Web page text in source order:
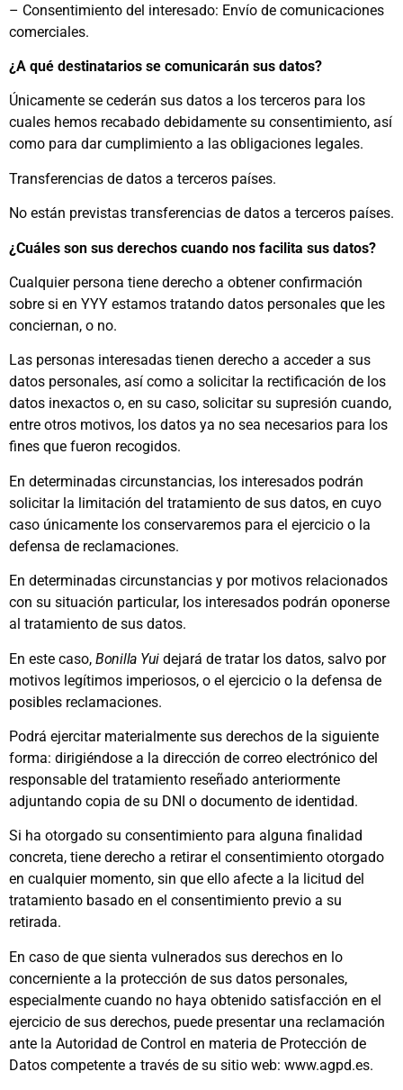
– Consentimiento del interesado: Envío de comunicaciones
comerciales.
¿A qué destinatarios se comunicarán sus datos?
Únicamente se cederán sus datos a los terceros para los
cuales hemos recabado debidamente su consentimiento, así
como para dar cumplimiento a las obligaciones legales.
Transferencias de datos a terceros países.
No están previstas transferencias de datos a terceros países.
¿Cuáles son sus derechos cuando nos facilita sus datos?
Cualquier persona tiene derecho a obtener confirmación
sobre si en YYY estamos tratando datos personales que les
conciernan, o no.
Las personas interesadas tienen derecho a acceder a sus
datos personales, así como a solicitar la rectificación de los
datos inexactos o, en su caso, solicitar su supresión cuando,
entre otros motivos, los datos ya no sea necesarios para los
fines que fueron recogidos.
En determinadas circunstancias, los interesados podrán
solicitar la limitación del tratamiento de sus datos, en cuyo
caso únicamente los conservaremos para el ejercicio o la
defensa de reclamaciones.
En determinadas circunstancias y por motivos relacionados
con su situación particular, los interesados podrán oponerse
al tratamiento de sus datos.
En este caso, Bonilla Yui dejará de tratar los datos, salvo por
motivos legítimos imperiosos, o el ejercicio o la defensa de
posibles reclamaciones.
Podrá ejercitar materialmente sus derechos de la siguiente
forma: dirigiéndose a la dirección de correo electrónico del
responsable del tratamiento reseñado anteriormente
adjuntando copia de su DNI o documento de identidad.
Si ha otorgado su consentimiento para alguna finalidad
concreta, tiene derecho a retirar el consentimiento otorgado
en cualquier momento, sin que ello afecte a la licitud del
tratamiento basado en el consentimiento previo a su
retirada.
En caso de que sienta vulnerados sus derechos en lo
concerniente a la protección de sus datos personales,
especialmente cuando no haya obtenido satisfacción en el
ejercicio de sus derechos, puede presentar una reclamación
ante la Autoridad de Control en materia de Protección de
Datos competente a través de su sitio web: www.agpd.es.